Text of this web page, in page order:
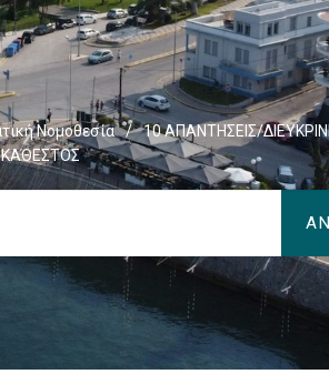
Νομοθεσία /
10 ΑΠΑΝΤΗΣΕΙΣ/
ΚΑΘΕΣΤΟΣ